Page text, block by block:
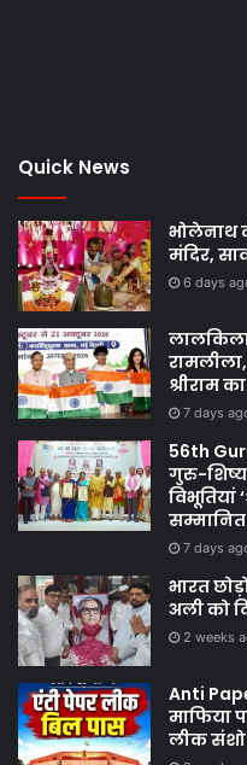
Quick News
भोलेनाथ
मंदिर,
6 days
श्रीराम
7 days
56th
गुरु-शिष्य
विभूतियां
सम्मानित
7 days
भारत
अली को
2 weeks
Anti
माफिया
लीक